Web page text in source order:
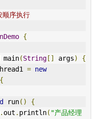
序执行
{
main(String [] args)
{
= new
{
run()
{
. out . println( "产品经理